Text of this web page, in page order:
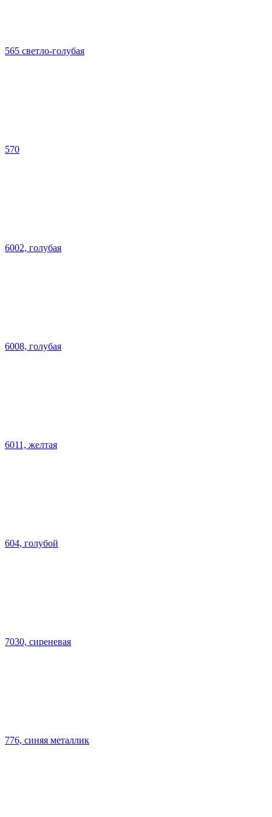
565 светло-голубая
570
6002, голубая
6008, голубая
6011, желтая
604, голубой
7030, сиреневая
776, синяя металлик